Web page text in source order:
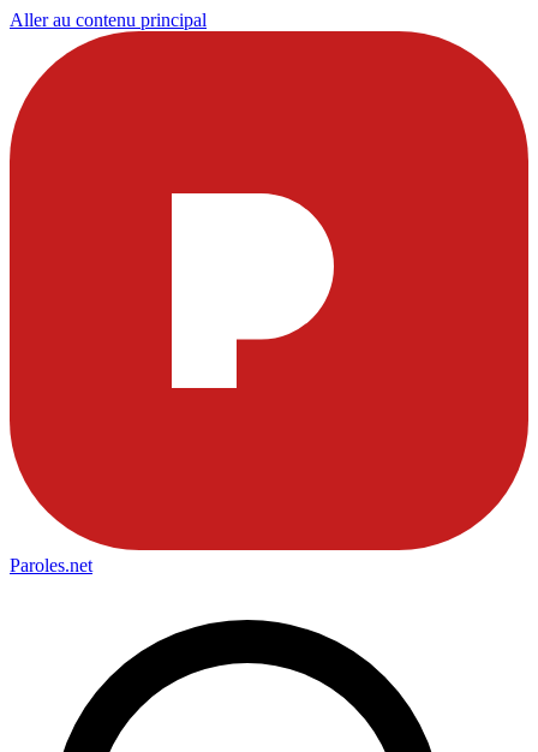
Aller au contenu principal
Paroles.net